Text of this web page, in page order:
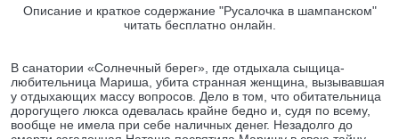
Описание и краткое содержание "Русалочка в шампанском"
читать бесплатно онлайн.
В санатории «Солнечный берег», где отдыхала сыщица-
любительница Мариша, убита странная женщина, вызывавшая
у отдыхающих массу вопросов. Дело в том, что обитательница
дорогущего люкса одевалась крайне бедно и, судя по всему,
вообще не имела при себе наличных денег. Незадолго до